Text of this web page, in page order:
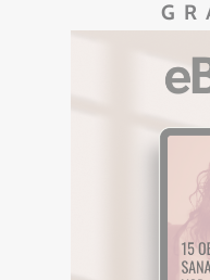
Descarca aici
sa te